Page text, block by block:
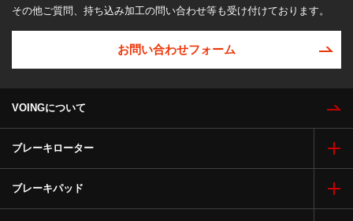
その他ご質問、持ち込み加工の問い合わせ等も受け付けております。
お問い合わせフォーム
VOINGについて
ブレーキローター
ブレーキパッド